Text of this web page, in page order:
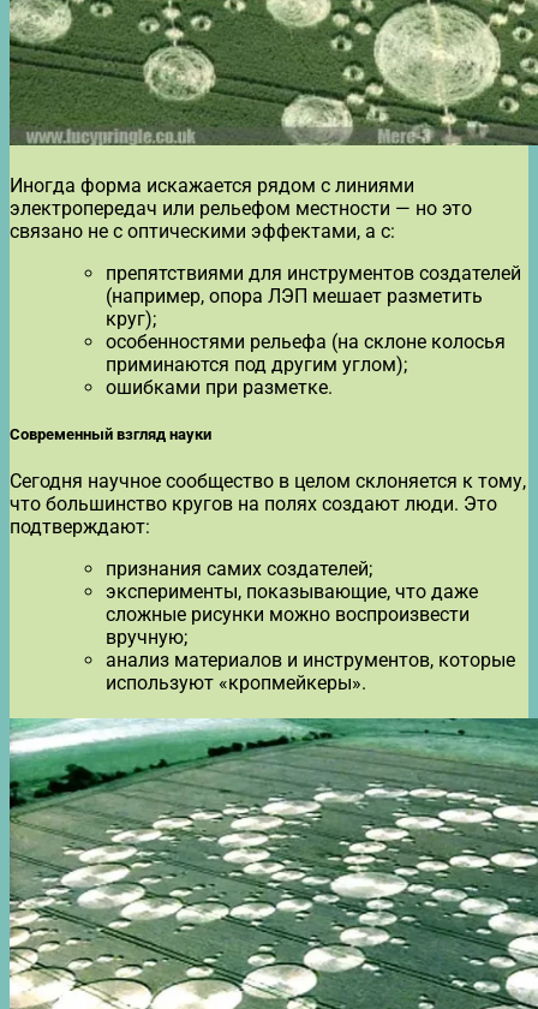
Иногда форма искажается рядом с линиями
электропередач или рельефом местности — но это
связано не с оптическими эффектами, а с:
препятствиями для инструментов создателей
(например, опора ЛЭП мешает разметить
круг);
особенностями рельефа (на склоне колосья
приминаются под другим углом);
ошибками при разметке.
Современный взгляд науки
Сегодня научное сообщество в целом склоняется к тому,
что большинство кругов на полях создают люди. Это
подтверждают:
признания самих создателей;
эксперименты, показывающие, что даже
сложные рисунки можно воспроизвести
вручную;
анализ материалов и инструментов, которые
используют «кропмейкеры».